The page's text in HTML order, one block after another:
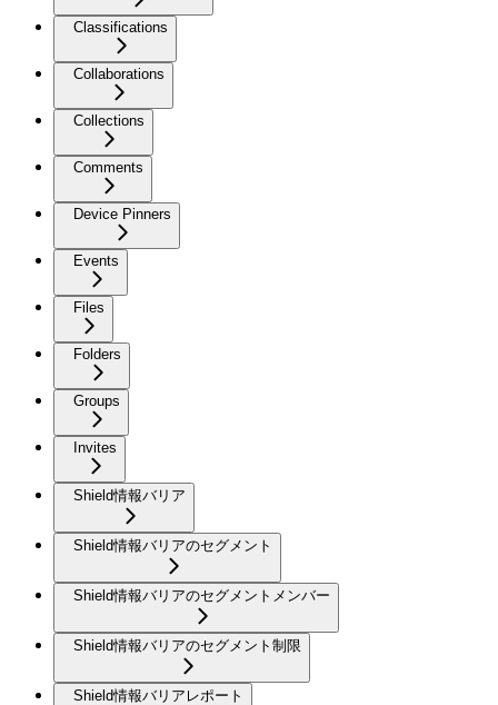
Classifications
Collaborations
Collections
Comments
Device Pinners
Events
Files
Folders
Groups
Invites
Shield情報バリア
Shield情報バリアのセグメント
Shield情報バリアのセグメントメンバー
Shield情報バリアのセグメント制限
Shield情報バリアレポート